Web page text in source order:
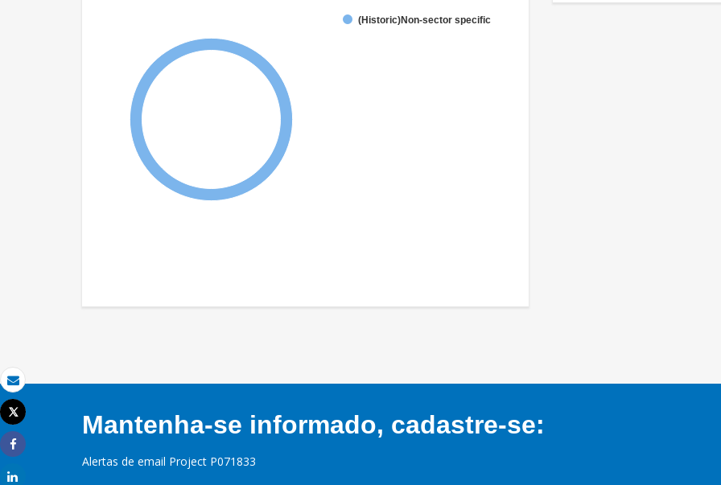
Email
Imprimir
Tweet
Share
(Historic)Non-sector specific
Mantenha-se informado, cadastre-se:
Alertas de email Project P071833